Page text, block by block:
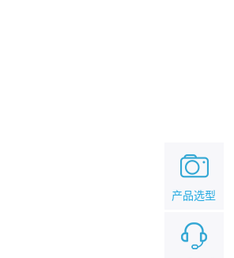
产品选型